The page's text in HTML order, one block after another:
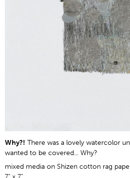
Why?! There was a lovely watercolor
wanted to be covered... Why?
mixed media on Shizen cotton rag